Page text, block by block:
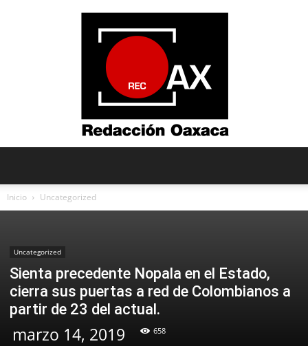
Inicio Uncategorized
Uncategorized
Sienta precedente Nopala en el Estado,
cierra sus puertas a red de Colombianos a
partir de 23 del actual.
marzo 14, 2019 658